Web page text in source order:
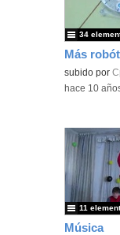
Más
subido por
34
-hace 10
Música
11